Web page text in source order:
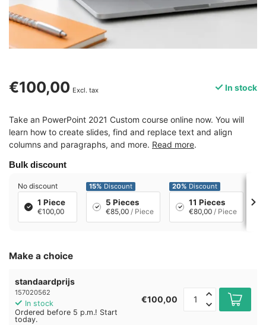
€100,00 Excl. tax In stock
Take an PowerPoint 2021 Custom course online now. You will
learn how to create slides, find and replace text and align
columns and paragraphs, and more. Read more.
Bulk discount
No discount
1 Piece
€100,00
15% Discount
5 Pieces
€85,00 / Piece
20% Discount
11 Pieces
€80,00 / Piece
Make a choice
standaardprijs
157020562
In stock
Ordered before 5 p.m.! Start
today.
€100,00